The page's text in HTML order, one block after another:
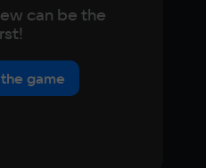
can be the
game